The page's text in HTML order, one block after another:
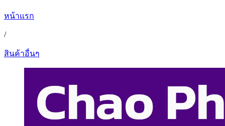
หน้าแรก
/
สินค้าอื่นๆ